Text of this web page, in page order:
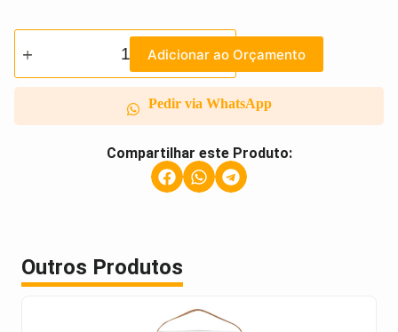
Adicionar ao Orçamento
Pedir via WhatsApp
Compartilhar este Produto:
Outros Produtos